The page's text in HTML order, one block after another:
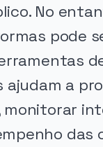
No
pode
ajudam a
monitorar
das